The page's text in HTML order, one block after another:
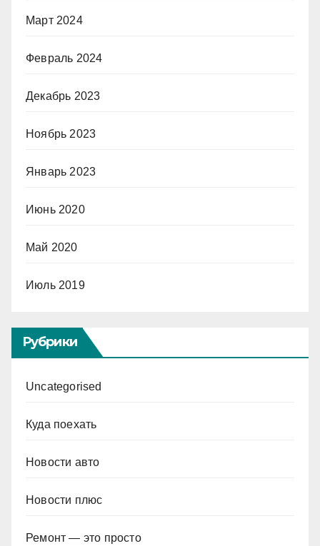
Март 2024
Февраль 2024
Декабрь 2023
Ноябрь 2023
Январь 2023
Июнь 2020
Май 2020
Июль 2019
Рубрики
Uncategorised
Куда поехать
Новости авто
Новости плюс
Ремонт — это просто